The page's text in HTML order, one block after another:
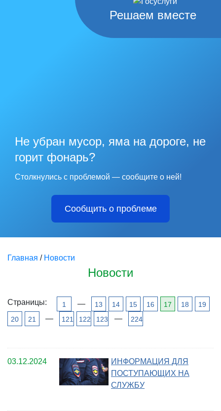
Решаем вместе
Не убран мусор, яма на дороге, не
горит фонарь?
Столкнулись с проблемой — сообщите о ней!
Сообщить о проблеме
Главная / Новости
Новости
Страницы: 1 — 13 14 15 16 17 18
19
20
21 — 121 122 123 — 224
03.12.2024
ИНФОРМАЦИЯ ДЛЯ
ПОСТУПАЮЩИХ НА
СЛУЖБУ